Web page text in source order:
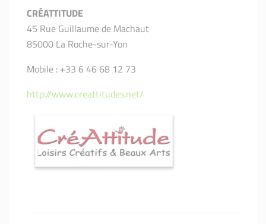
CRÉATTITUDE
45 Rue Guillaume de Machaut
85000 La Roche-sur-Yon
Mobile : +33 6 46 68 12 73
http://www.creattitudes.net/